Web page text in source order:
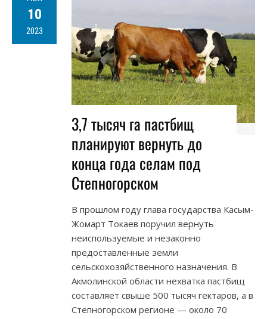
10
2023
3,7 тысяч га пастбищ
планируют вернуть до
конца года селам под
Степногорском
В прошлом году глава государства Касым-
Жомарт Токаев поручил вернуть
неиспользуемые и незаконно
предоставленные земли
сельскохозяйственного назначения. В
Акмолинской области нехватка пастбищ
составляет свыше 500 тысяч гектаров, а в
Степногорском регионе — около 70